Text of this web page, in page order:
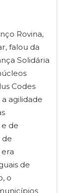
Rovina,
falou da
Solidária
Codes
agilidade
de
de
de
o